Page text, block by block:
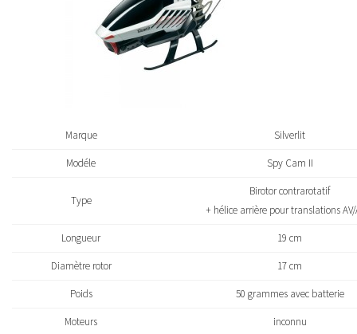
Marque Silverlit
Modéle Spy Cam II
Type
Birotor contrarotatif
+ hélice arrière pour translations AV/
Longueur 19 cm
Diamètre rotor 17 cm
Poids 50 grammes avec batterie
Moteurs inconnu